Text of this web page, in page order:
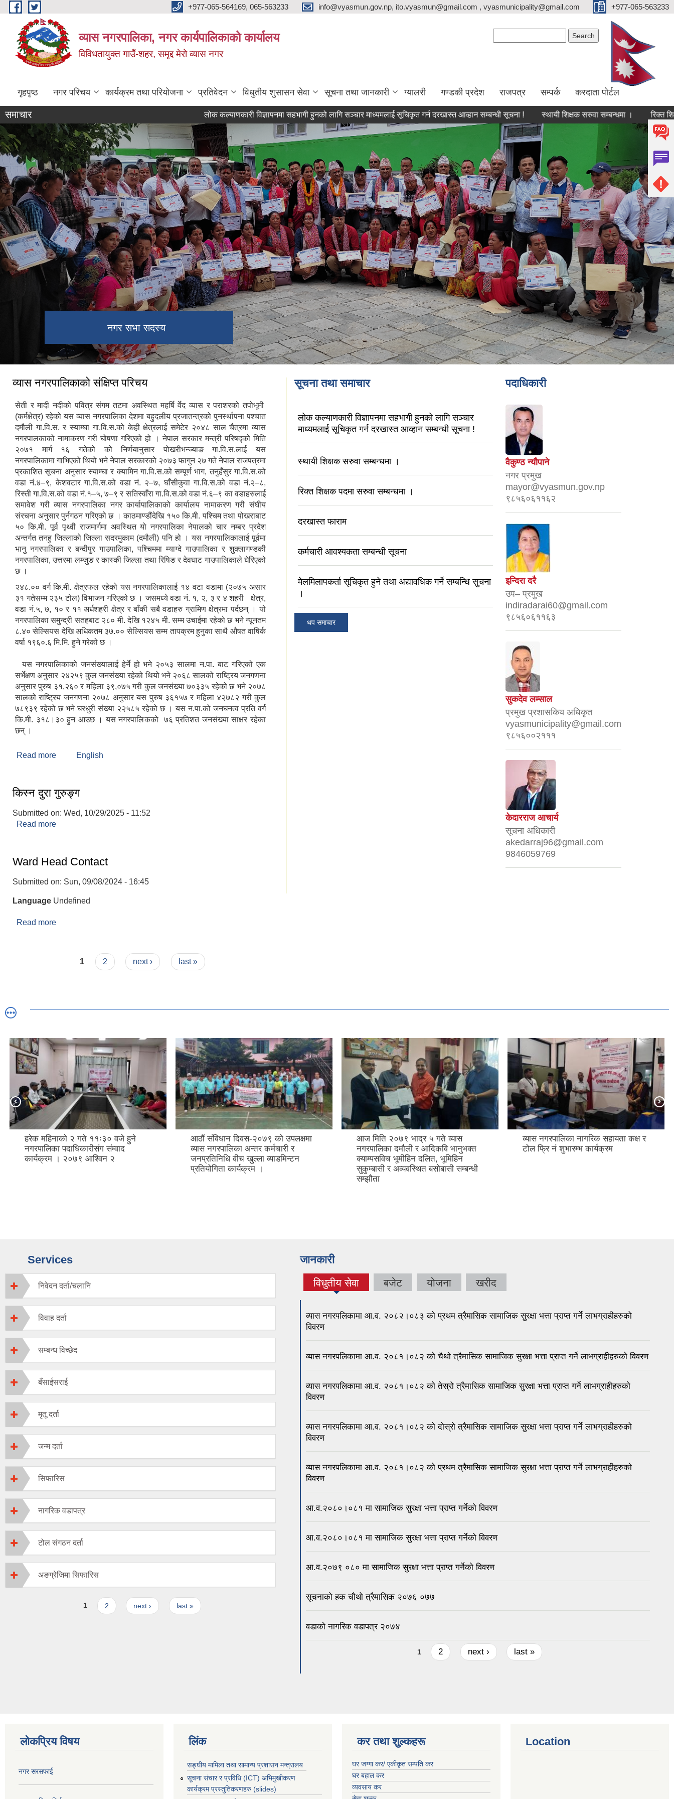
Skip to main content +977-065-564169, 065-563233 info@vyasmun.gov.np, ito.vyasmun@gmail.com , vyasmunicipality@gmail.com +977-065-563233
व्यास नगरपालिका, नगर कार्यपालिकाको कार्यालय
विविधतायुक्त गाउँ-शहर, समृद्द मेरो व्यास नगर
गृहपृष्ठ नगर परिचय कार्यक्रम तथा परियोजना प्रतिवेदन विधुतीय शुसासन सेवा सूचना तथा जानकारी ग्यालरी गण्डकी प्रदेश राजपत्र सम्पर्क करदाता पोर्टल
समाचार लोक कल्याणकारी विज्ञापनमा सहभागी हुनको लागि सञ्चार माध्यमलाई सूचिकृत गर्न दरखास्त आव्हान सम्बन्धी सूचना ! स्थायी शिक्षक सरुवा सम्बन्धमा । रिक्त शिक्षक पदमा
नगर सभा सदस्य
व्यास नगरपालिकाको संक्षिप्त परिचय
सेती र मादी नदीको पवित्र संगम तटमा अवस्थित महर्षि र्वेद व्यास र पराशरको तपोभूमी
(कर्मक्षेत्र) रहेको यस व्यास नगरपालिका देशमा बहुदलीय प्रजातन्त्रको पुनर्स्थापना पश्चात
दमौली गा.वि.स. र स्याम्घा गा.वि.स.को केही क्षेत्रलाई समेटेर २०४८ साल चैत्रमा व्यास
नगरपालकाको नामाकरण गरी घोषणा गरिएको हो । नेपाल सरकार मन्त्री परिषद्को मिति
२०७१ मार्ग १६ गतेको को निर्णयानुसार पोखरीभन्ज्याङ गा.वि.स.लाई यस
नगरपालिकामा गाभिएको थियो भने नेपाल सरकारको २०७३ फागुन २७ गते नेपाल राजपत्रमा
प्रकाशित सूचना अनुसार स्याम्घा र क्यामिन गा.वि.स.को सम्पूर्ण भाग, तनुहँसुर गा.वि.स.को
वडा नं.४–९, केशवटार गा.वि.स.को वडा नं. २–७, घाँसीकुवा गा.वि.स.को वडा नं.२–८,
रिस्ती गा.वि.स.को वडा नं.१–५, ७–९ र सतिस्वाँरा गा.वि.स.को वडा नं.६–९ का वडाहरुलाई
समावेश गरी व्यास नगरपालिका नगर कार्यापालिकाको कार्यालय नामाकरण गरी संघीय
संरचना अनुसार पुर्नगठन गरिएको छ । काठमाण्डौंदेखि १५० कि.मी. पश्चिम तथा पोखराबाट
५० कि.मी. पूर्व पृथ्वी राजमार्गमा अवस्थित यो नगरपालिका नेपालको चार नम्बर प्रदेश
अन्तर्गत तनहु जिल्लाको जिल्ला सदरमुकाम (दमौली) पनि हो । यस नगरपालिकालाई पूर्वमा
भानु नगरपालिका र बन्दीपुर गाउपालिका, पश्चिममा म्याग्दे गाउपालिका र शुक्लागण्डकी
नगरपालिका, उत्तरमा लम्जुङ र कास्की जिल्ला तथा रिषिङ र देवघाट गाउपालिकाले घेरिएको
छ ।
२४८.०० वर्ग कि.मी. क्षेत्रफल रहेको यस नगरपालिकालाई १४ वटा वडामा (२०७५ असार
३१ गतेसम्म २३५ टोल) विभाजन गरिएको छ । जसमध्ये वडा नं. १, २, ३ र ४ शहरी क्षेत्र,
वडा नं.५, ७, १० र ११ अर्धशहरी क्षेत्र र बाँकी सबै वडाहरु ग्रामिण क्षेत्रमा पर्दछन् । यो
नगरपालिका समुन्द्री सतहबाट २८० मी. देखि १२४५ मी. सम्म उचाईमा रहेको छ भने न्यूनतम
८.४० सेल्सियस देखि अधिकतम ३७.०० सेल्सियस सम्म तापक्रम हुनुका साथै औषत वाषिर्क
वर्षा १९६०.६ मि.मि. हुने गरेको छ ।
यस नगरपालिकाको जनसंख्यालाई हेर्ने हो भने २०५३ सालमा न.पा. बाट गरिएको एक
सर्भेक्षण अनुसार २४२५९ कुल जनसंख्या रहेको थियो भने २०६८ सालको राष्ट्रिय जनगणना
अनुसार पुरुष ३१,२६० र महिला ३९,०७५ गरी कुल जनसंख्या ७०३३५ रहेको छ भने २०७८
सालको राष्ट्रिय जनगणना २०७८ अनुसार यस पुरुष ३६१५७ र महिला ४२७८२ गरी कुल
७८९३९ रहेको छ भने घरधुरी संख्या २२५८५ रहेको छ । यस न.पा.को जनघनत्व प्रति वर्ग
कि.मी. ३१८।३० हुन आउछ । यस नगरपालिकको ७६ प्रतिशत जनसंख्या साक्षर रहेका
छन् ।
Read more about व्यास नगरपालिकाको संक्षिप्त परिचय
English
किस्न दुरा गुरुङ्ग
Submitted on: Wed, 10/29/2025 - 11:52
Read more
Ward Head Contact
Submitted on: Sun, 09/08/2024 - 16:45
Language Undefined
Read more
1 2 next › last »
सूचना तथा समाचार
लोक कल्याणकारी विज्ञापनमा सहभागी हुनको लागि सञ्चार
माध्यमलाई सूचिकृत गर्न दरखास्त आव्हान सम्बन्धी सूचना !
स्थायी शिक्षक सरुवा सम्बन्धमा ।
रिक्त शिक्षक पदमा सरुवा सम्बन्धमा ।
दरखास्त फाराम
कर्मचारी आवश्यकता सम्बन्धी सूचना
मेलमिलापकर्ता सूचिकृत हुने तथा अद्यावधिक गर्ने सम्बन्धि सुचना
।
थप समाचार
पदाधिकारी
वैकुण्ठ न्यौपाने
नगर प्रमुख
mayor@vyasmun.gov.np
९८५६०६११६२
इन्दिरा दरै
उप– प्रमुख
indiradarai60@gmail.com
९८५६०६११६३
सुकदेव लम्साल
प्रमुख प्रशासकिय अधिकृत
vyasmunicipality@gmail.com
९८५६००२१११
केदारराज आचार्य
सूचना अधिकारी
akedarraj96@gmail.com
9846059769
आठौं संविधान दिवस-२०७९ को उपलक्षमा
व्यास नगरपालिका अन्तर कर्मचारी र
जनप्रतिनिधि वीच खुल्ला व्याडमिन्टन
आज मिति २०७९ भाद्र ५ गते व्यास
नगरपालिका दमौली र आदिकवि भानुभक्त
क्याम्पसविच भूमीहिन दलित, भूमिहिन
सुकुम्बासी र अव्यवस्थित बसोबासी सम्बन्धी
व्यास नगरपालिका नागरिक सहायता कक्ष र
टोल फ्रि नं शुभारम्भ कार्यक्रम
दोस्रो व्यास नगर खुल्ला महिला हाफ
म्याराथन, २०७८
Services
निवेदन दर्ता/चलानि
विवाह दर्ता
सम्बन्ध विच्छेद
बँसाईसराई
मृतू दर्ता
जन्म दर्ता
सिफारिस
नागरिक वडापत्र
टोल संगठन दर्ता
अङग्रेजिमा सिफारिस
1 2 next › last »
जानकारी
विधुतीय सेवा
(active tab) बजेट योजना खरीद
व्यास नगरपलिकामा आ.व. २०८२।०८३ को प्रथम त्रैमासिक सामाजिक सुरक्षा भत्ता प्राप्त गर्ने लाभग्राहीहरुको
विवरण
व्यास नगरपलिकामा आ.व. २०८१।०८२ को चैथो त्रैमासिक सामाजिक सुरक्षा भत्ता प्राप्त गर्ने लाभग्राहीहरुको विवरण
व्यास नगरपलिकामा आ.व. २०८१।०८२ को तेस्रो त्रैमासिक सामाजिक सुरक्षा भत्ता प्राप्त गर्ने लाभग्राहीहरुको
विवरण
व्यास नगरपलिकामा आ.व. २०८१।०८२ को दोस्रो त्रैमासिक सामाजिक सुरक्षा भत्ता प्राप्त गर्ने लाभग्राहीहरुको
विवरण
व्यास नगरपलिकामा आ.व. २०८१।०८२ को प्रथम त्रैमासिक सामाजिक सुरक्षा भत्ता प्राप्त गर्ने लाभग्राहीहरुको
विवरण
आ.व.२०८०।०८१ मा सामाजिक सुरक्षा भत्ता प्राप्त गर्नेको विवरण
आ.व.२०८०।०८१ मा सामाजिक सुरक्षा भत्ता प्राप्त गर्नेको विवरण
आ.व.२०७९ ०८० मा सामाजिक सुरक्षा भत्ता प्राप्त गर्नेको विवरण
सूचनाको हक चौथो त्रैमासिक २०७६ ०७७
वडाको नागरिक वडापत्र २०७४
1 2 next › last »
लोकप्रिय विषय
नगर सरसफाई
लिंक
सङ्घीय मामिला तथा सामान्य प्रशासन मन्त्रालय
सूचना संचार र प्रविधि (ICT) अभिमुखीकरण
कार्यक्रम प्रस्तुतिकरणहरु (slides)
कर तथा शुल्कहरू
घर जग्गा कर/ एकीकृत सम्पति कर
घर बहाल कर
व्यवसाय कर
Location